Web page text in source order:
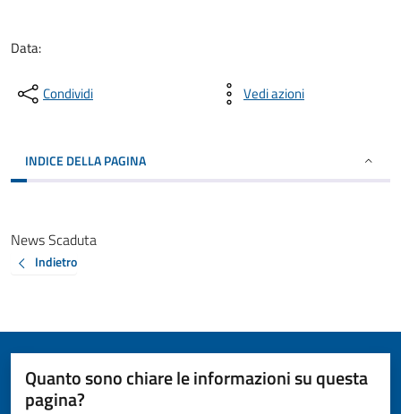
Data:
Condividi Vedi azioni
INDICE DELLA PAGINA
News Scaduta
Indietro
Quanto sono chiare le informazioni su questa
pagina?